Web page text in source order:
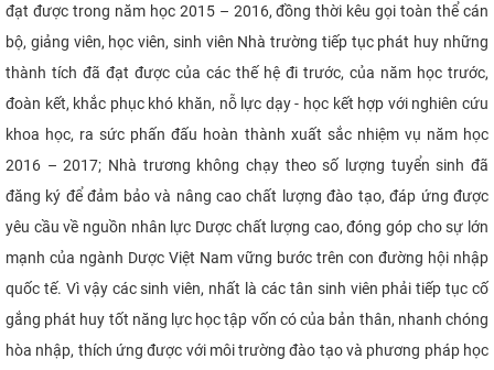
đạt được trong năm học 2015 – 2016, đồng thời kêu gọi toàn thể cán
bộ, giảng viên, học viên, sinh viên Nhà trường tiếp tục phát huy những
thành tích đã đạt được của các thế hệ đi trước, của năm học trước,
đoàn kết, khắc phục khó khăn, nỗ lực dạy - học kết hợp với nghiên cứu
khoa học, ra sức phấn đấu hoàn thành xuất sắc nhiệm vụ năm học
2016 – 2017; Nhà trương không chạy theo số lượng tuyển sinh đã
đăng ký để đảm bảo và nâng cao chất lượng đào tạo, đáp ứng được
yêu cầu về nguồn nhân lực Dược chất lượng cao, đóng góp cho sự lớn
mạnh của ngành Dược Việt Nam vững bước trên con đường hội nhập
quốc tế. Vì vậy các sinh viên, nhất là các tân sinh viên phải tiếp tục cố
gắng phát huy tốt năng lực học tập vốn có của bản thân, nhanh chóng
hòa nhập, thích ứng được với môi trường đào tạo và phương pháp học